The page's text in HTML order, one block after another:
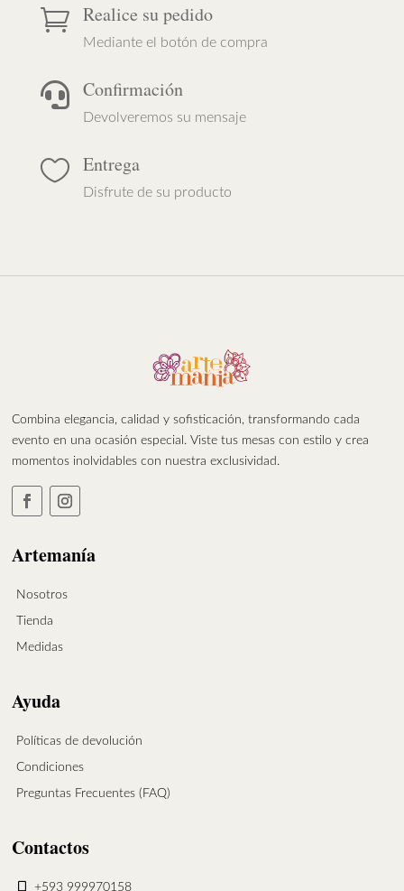
 Realice su pedido
Mediante el botón de compra
 Confirmación
Devolveremos su mensaje
 Entrega
Disfrute de su producto
Combina elegancia, calidad y sofisticación, transformando cada
evento en una ocasión especial. Viste tus mesas con estilo y crea
momentos inolvidables con nuestra exclusividad.
Artemanía
Nosotros
Tienda
Medidas
Ayuda
Políticas de devolución
Condiciones
Preguntas Frecuentes (FAQ)
Contactos
+593 999970158